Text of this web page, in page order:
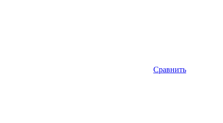
Сравнить